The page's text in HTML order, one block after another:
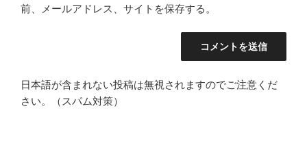
前、メールアドレス、サイトを保存する。
日本語が含まれない投稿は無視されますのでご注意くだ
さい。（スパム対策）